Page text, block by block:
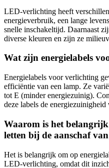
LED-verlichting heeft
energieverbruik, een lange
snelle inschakeltijd. Daarnaast
diverse kleuren en zijn ze
Wat zijn energielabels
Energielabels voor verlichting
efficiëntie van een lamp. Ze
tot E (minder energiezuinig).
deze labels de
Waarom is het
letten bij de aanschaf
Het is belangrijk om op
LED-verlichting, omdat dit